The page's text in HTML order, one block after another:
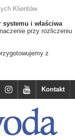
Klientów
i właściwa
przy rozliczeniu
z
Kontakt